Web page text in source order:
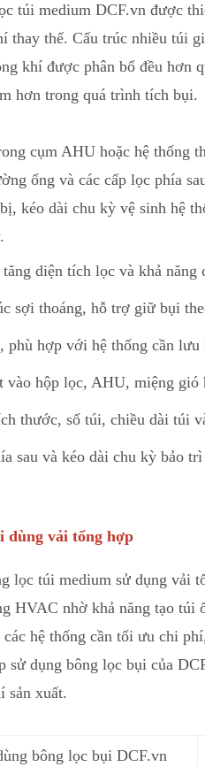
túi medium DCF.vn được
thay thế. Cấu trúc nhiều túi
khí được phân bổ đều hơn
hơn trong quá trình tích bụi.
cụm AHU hoặc hệ thống
ống và các cấp lọc phía
kéo dài chu kỳ vệ sinh hệ
diện tích lọc và khả năng
sợi thoáng, hỗ trợ giữ bụi
phù hợp với hệ thống cần
vào hộp lọc, AHU, miệng gió
thước, số túi, chiều dài túi
sau và kéo dài chu kỳ bảo trì
dùng vải tổng hợp
lọc túi medium sử dụng vải
HVAC nhờ khả năng tạo
hệ thống cần tối ưu chi
sử dụng bông lọc bụi của
sản xuất.
bông lọc bụi DCF.vn